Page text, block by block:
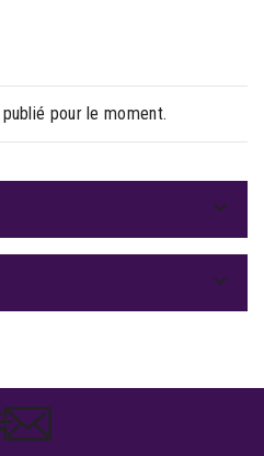
pour le moment.

